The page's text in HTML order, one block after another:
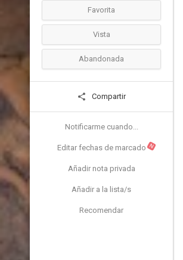
Favorita
Vista
Abandonada
Compartir
Notificarme cuando...
Editar fechas de marcado N
Añadir nota privada
Añadir a la lista/s
Recomendar